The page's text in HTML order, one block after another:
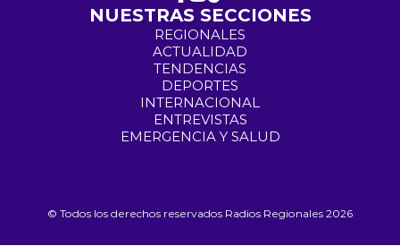
NUESTRAS SECCIONES
REGIONALES
ACTUALIDAD
TENDENCIAS
DEPORTES
INTERNACIONAL
ENTREVISTAS
EMERGENCIA Y SALUD
© Todos los derechos reservados Radios Regionales 2026